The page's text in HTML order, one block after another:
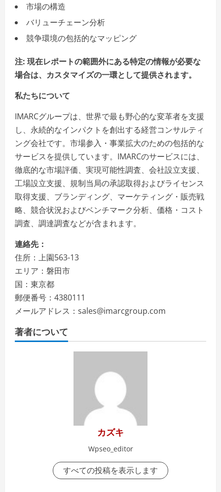
市場の構造
バリューチェーン分析
競争環境の包括的なマッピング
注: 現在レポートの範囲外にある特定の情報が必要な
場合は、カスタマイズの一環として提供されます。
私たちについて
IMARCグループは、世界で最も野心的な変革者を支援
し、永続的なインパクトを創出する経営コンサルティ
ング会社です。市場参入・事業拡大のための包括的な
サービスを提供しています。IMARCのサービスには、
徹底的な市場評価、実現可能性調査、会社設立支援、
工場設立支援、規制当局の承認取得およびライセンス
取得支援、ブランディング、マーケティング・販売戦
略、競合状況およびベンチマーク分析、価格・コスト
調査、調達調査などが含まれます。
連絡先：
住所：上園563-13
エリア：磐田市
国：東京都
郵便番号：4380111
メールアドレス：sales@imarcgroup.com
著者について
カズキ
Wpseo_editor
すべての投稿を表示します